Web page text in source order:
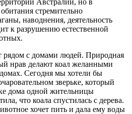
стремительно
наводнения, деятельность
к разрушению естественной
рядом с домами людей. Природная
нрав делают коал желанными
Сегодня мы хотели бы
зверьке, который
дома одной жительницы
что коала спустилась с дерева.
хочет пить и дала ему воды